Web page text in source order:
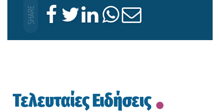
Τελευταίες Ειδήσεις